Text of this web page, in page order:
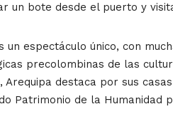
un bote desde el puerto y
espectáculo único, con
precolombinas de las
Arequipa destaca por sus
Patrimonio de la Humanidad